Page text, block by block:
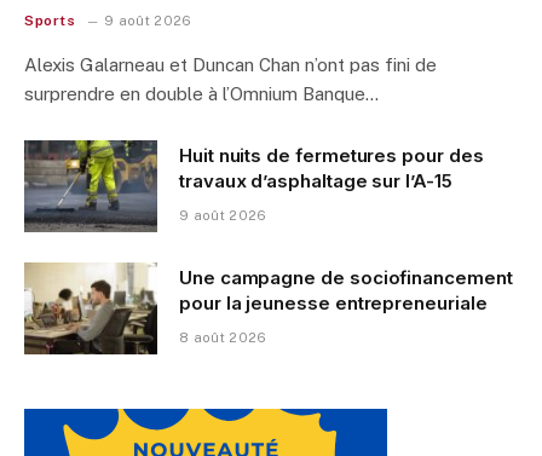
Sports 9 août 2026
Alexis Galarneau et Duncan Chan n’ont pas fini de
surprendre en double à l’Omnium Banque…
Huit nuits de fermetures pour des
travaux d’asphaltage sur l’A-15
9 août 2026
Une campagne de sociofinancement
pour la jeunesse entrepreneuriale
8 août 2026